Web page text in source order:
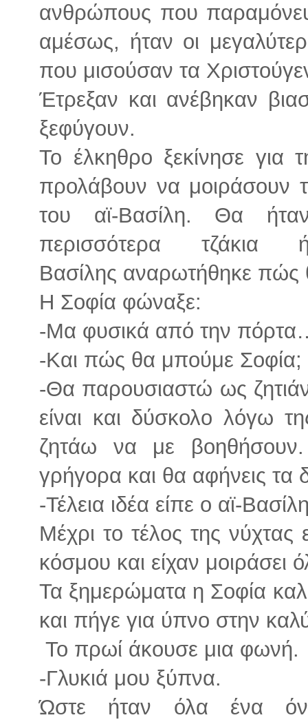
ανθρώπους που
αμέσως, ήταν οι
που μισούσαν τα
Έτρεξαν και ανέβηκαν
ξεφύγουν.
Το έλκηθρο ξεκίνησε
προλάβουν να μοιράσουν
του αϊ-Βασίλη. Θα
περισσότερα
Βασίλης αναρωτήθηκε πώς
Η Σοφία φώναξε:
-Μα φυσικά από την
-Και πώς θα μπούμε Σοφία;
-Θα παρουσιαστώ ως
είναι και δύσκολο λόγω
ζητάω να με
γρήγορα και θα αφήνεις τα
-Τέλεια ιδέα είπε ο αϊ-
Μέχρι το τέλος της νύχτας
κόσμου και είχαν μοιράσει
Τα ξημερώματα η Σοφία
και πήγε για ύπνο στην
Το πρωί άκουσε μια φωνή.
-Γλυκιά μου ξύπνα.
Ώστε ήταν όλα ένα